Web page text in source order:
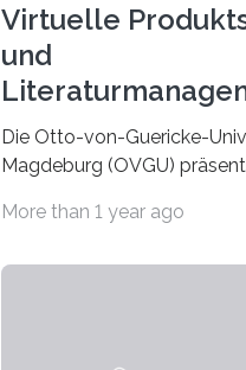
Virtuelle
und
OVGU goes CeBIT
Die Otto-von-Guericke-
Magdeburg (OVGU)
Hannover innovative
More than 1 year ago